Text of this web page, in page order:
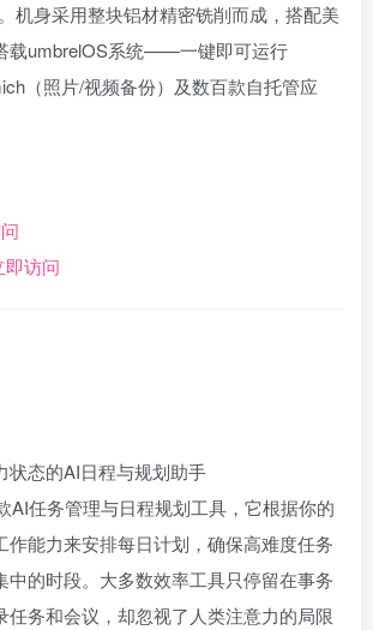
机身采用整块铝材精密铣削而成，搭配美
载umbrelOS系统——一键即可运行
（照片/视频备份）及数百款自托管应
即访问
状态的AI日程与规划助手
AI任务管理与日程规划工具，它根据你的
作能力来安排每日计划，确保高难度任务
中的时段。大多数效率工具只停留在事务
务和会议，却忽视了人类注意力的局限